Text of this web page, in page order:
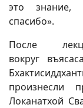
это знание,
спасибо».
После
вокруг
произнесли
Локанатхой